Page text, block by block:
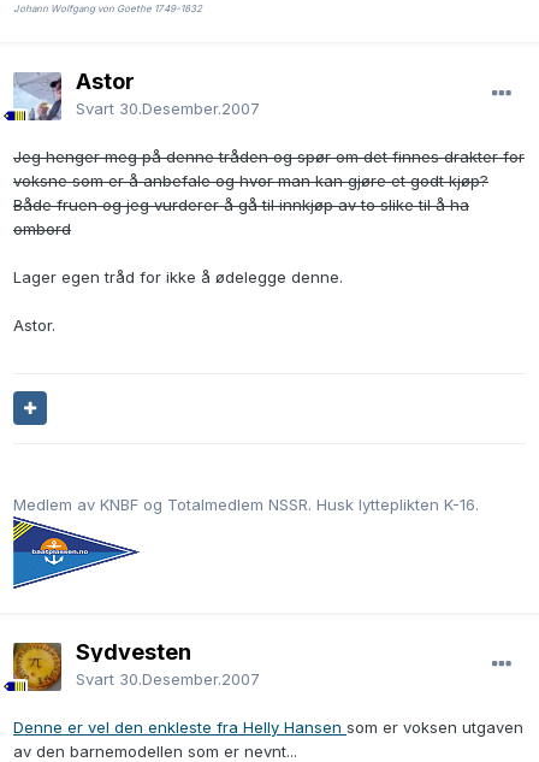
Johann Wolfgang von Goethe 1749-1832
Astor
Svart 30.Desember.2007
Jeg henger meg på denne tråden og spør om det finnes drakter for
voksne som er å anbefale og hvor man kan gjøre et godt kjøp?
Både fruen og jeg vurderer å gå til innkjøp av to slike til å ha
ombord
Lager egen tråd for ikke å ødelegge denne.
Astor.
Medlem av KNBF og Totalmedlem NSSR. Husk lytteplikten K-16.
Sydvesten
Svart 30.Desember.2007
Denne er vel den enkleste fra Helly Hansen som er voksen utgaven
av den barnemodellen som er nevnt...